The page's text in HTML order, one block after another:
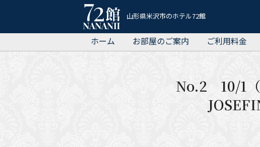
ホ
テ
ル
山形県米沢市のホテル72館
ホーム
お部屋のご案内 ご利用料金
No.2 10/1